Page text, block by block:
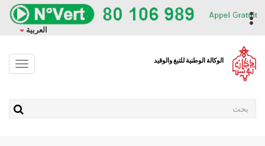
العربية
الوكالة الوطنية للتبغ والوقيد
Toggle